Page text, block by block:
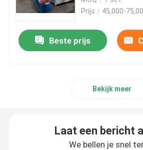
Kabel die Machine verdraaien
Prijs：45,000-
Beste prijs
Bekijk meer
Laat een bericht
We bellen je snel